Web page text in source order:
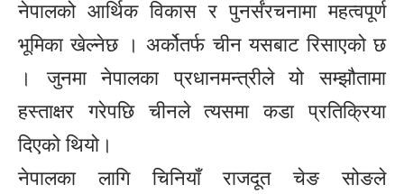
नेपालको आर्थिक विकास र पुनर्संरचनामा महत्वपूर्ण
भूमिका खेल्नेछ । अर्कोतर्फ चीन यसबाट रिसाएको छ
। जुनमा नेपालका प्रधानमन्त्रीले यो सम्झौतामा
हस्ताक्षर गरेपछि चीनले त्यसमा कडा प्रतिक्रिया
दिएको थियो।
नेपालका लागि चिनियाँ राजदूत चेङ सोङले